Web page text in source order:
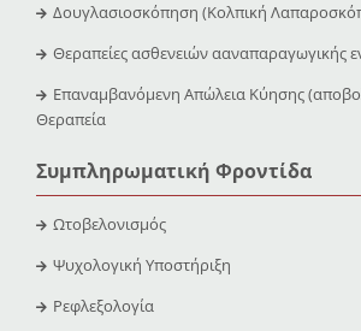
Δουγλασιοσκόπηση (Κολπική
Θεραπείες ασθενειών ααναπαραγωγικής
Επαναμβανόμενη Απώλεια Κύησης
Θεραπεία
Συμπληρωματική Φροντίδα
Ωτοβελονισμός
Ψυχολογική Υποστήριξη
Ρεφλεξολογία